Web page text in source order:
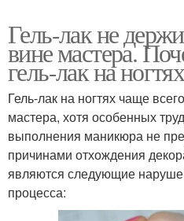
Гель-лак не
вине мастера.
гель-лак на
Гель-лак на ногтях чаще
мастера, хотя особенных
выполнения маникюра не
причинами отхождения
являются следующие
процесса: